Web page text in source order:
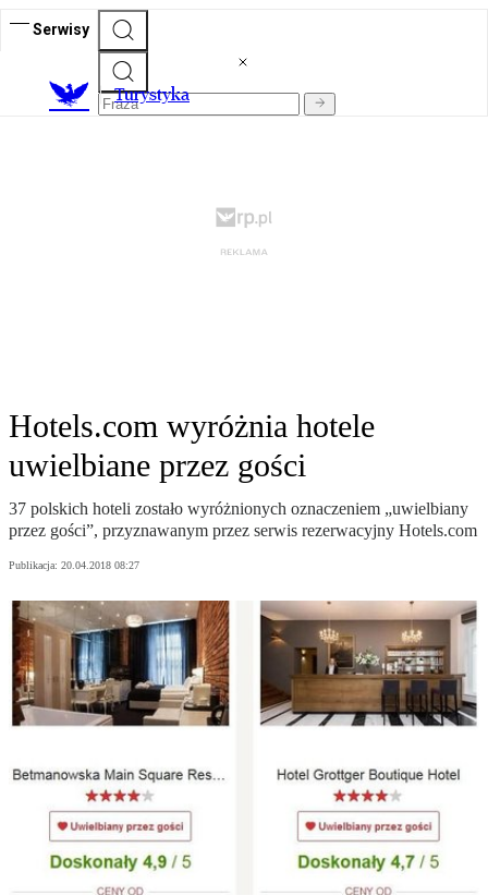
Serwisy
Turystyka
Hotels.com wyróżnia hotele
uwielbiane przez gości
37 polskich hoteli zostało wyróżnionych oznaczeniem „uwielbiany
przez gości”, przyznawanym przez serwis rezerwacyjny Hotels.com
Publikacja: 20.04.2018 08:27